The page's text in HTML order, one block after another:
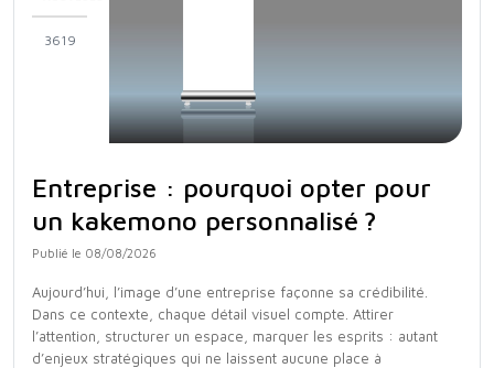
3619
Entreprise : pourquoi opter pour
un kakemono personnalisé ?
Publié le 08/08/2026
Aujourd’hui, l’image d’une entreprise façonne sa crédibilité.
Dans ce contexte, chaque détail visuel compte. Attirer
l’attention, structurer un espace, marquer les esprits : autant
d’enjeux stratégiques qui ne laissent aucune place à